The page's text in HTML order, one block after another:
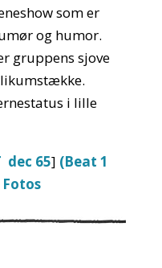
som er
og humor.
gruppens sjove
i lille
dec 65] (Beat 1
Fotos